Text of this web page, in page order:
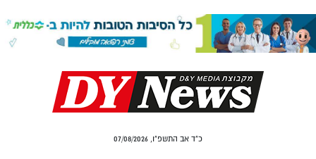
כ"ד אב התשפ"ו, 07/08/2026